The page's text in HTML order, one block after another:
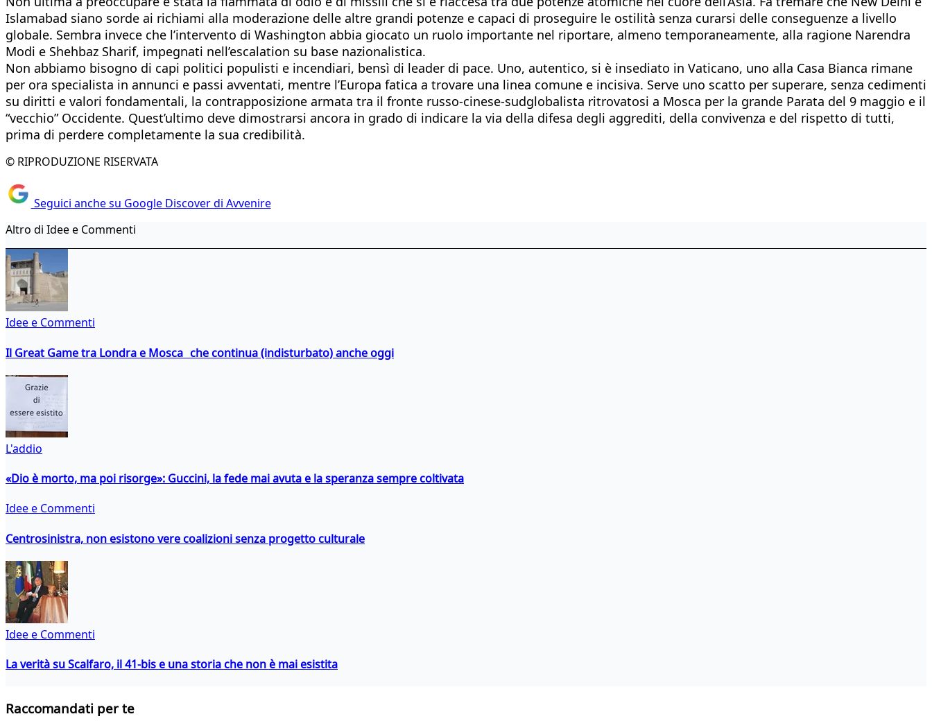
Islamabad siano sorde ai richiami alla moderazione delle altre grandi potenze e capaci di proseguire le ostilità senza curarsi delle conseguenze a livello
globale. Sembra invece che l’intervento di Washington abbia giocato un ruolo importante nel riportare, almeno temporaneamente, alla ragione Narendra
Modi e Shehbaz Sharif, impegnati nell’escalation su base nazionalistica.
Non abbiamo bisogno di capi politici populisti e incendiari, bensì di leader di pace. Uno, autentico, si è insediato in Vaticano, uno alla Casa Bianca rimane
per ora specialista in annunci e passi avventati, mentre l’Europa fatica a trovare una linea comune e incisiva. Serve uno scatto per superare, senza cedimenti
su diritti e valori fondamentali, la contrapposizione armata tra il fronte russo-cinese-sudglobalista ritrovatosi a Mosca per la grande Parata del 9 maggio e il
“vecchio” Occidente. Quest’ultimo deve dimostrarsi ancora in grado di indicare la via della difesa degli aggrediti, della convivenza e del rispetto di tutti,
prima di perdere completamente la sua credibilità.
© RIPRODUZIONE RISERVATA
Seguici anche su Google Discover di Avvenire
Altro di Idee e Commenti
Idee e Commenti
Il Great Game tra Londra e Mosca che continua (indisturbato) anche oggi
L'addio
«Dio è morto, ma poi risorge»: Guccini, la fede mai avuta e la speranza sempre coltivata
Idee e Commenti
Centrosinistra, non esistono vere coalizioni senza progetto culturale
Idee e Commenti
La verità su Scalfaro, il 41-bis e una storia che non è mai esistita
Raccomandati per te